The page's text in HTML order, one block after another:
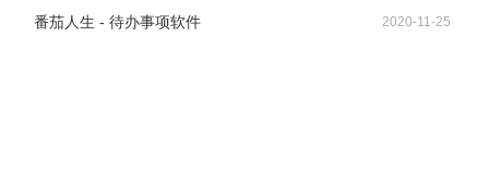
番茄人生 - 待办事项软件 2020-11-25